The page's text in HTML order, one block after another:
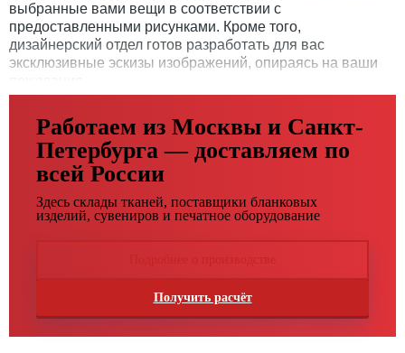
выбранные вами вещи в соответствии с
предоставленными рисунками. Кроме того,
дизайнерский отдел готов разработать для вас
эксклюзивные эскизы изображений, опираясь на ваши
Работаем из Москвы и Санкт-
Петербурга — доставляем по
всей России
Здесь склады тканей, поставщики бланковых
изделий, сувениров и печатное оборудование
Получить расчёт